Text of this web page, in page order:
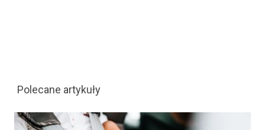
Polecane artykuły